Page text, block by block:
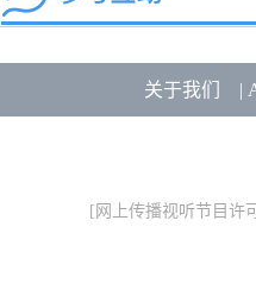
关于我们 |
[ 网上传播视听节目许